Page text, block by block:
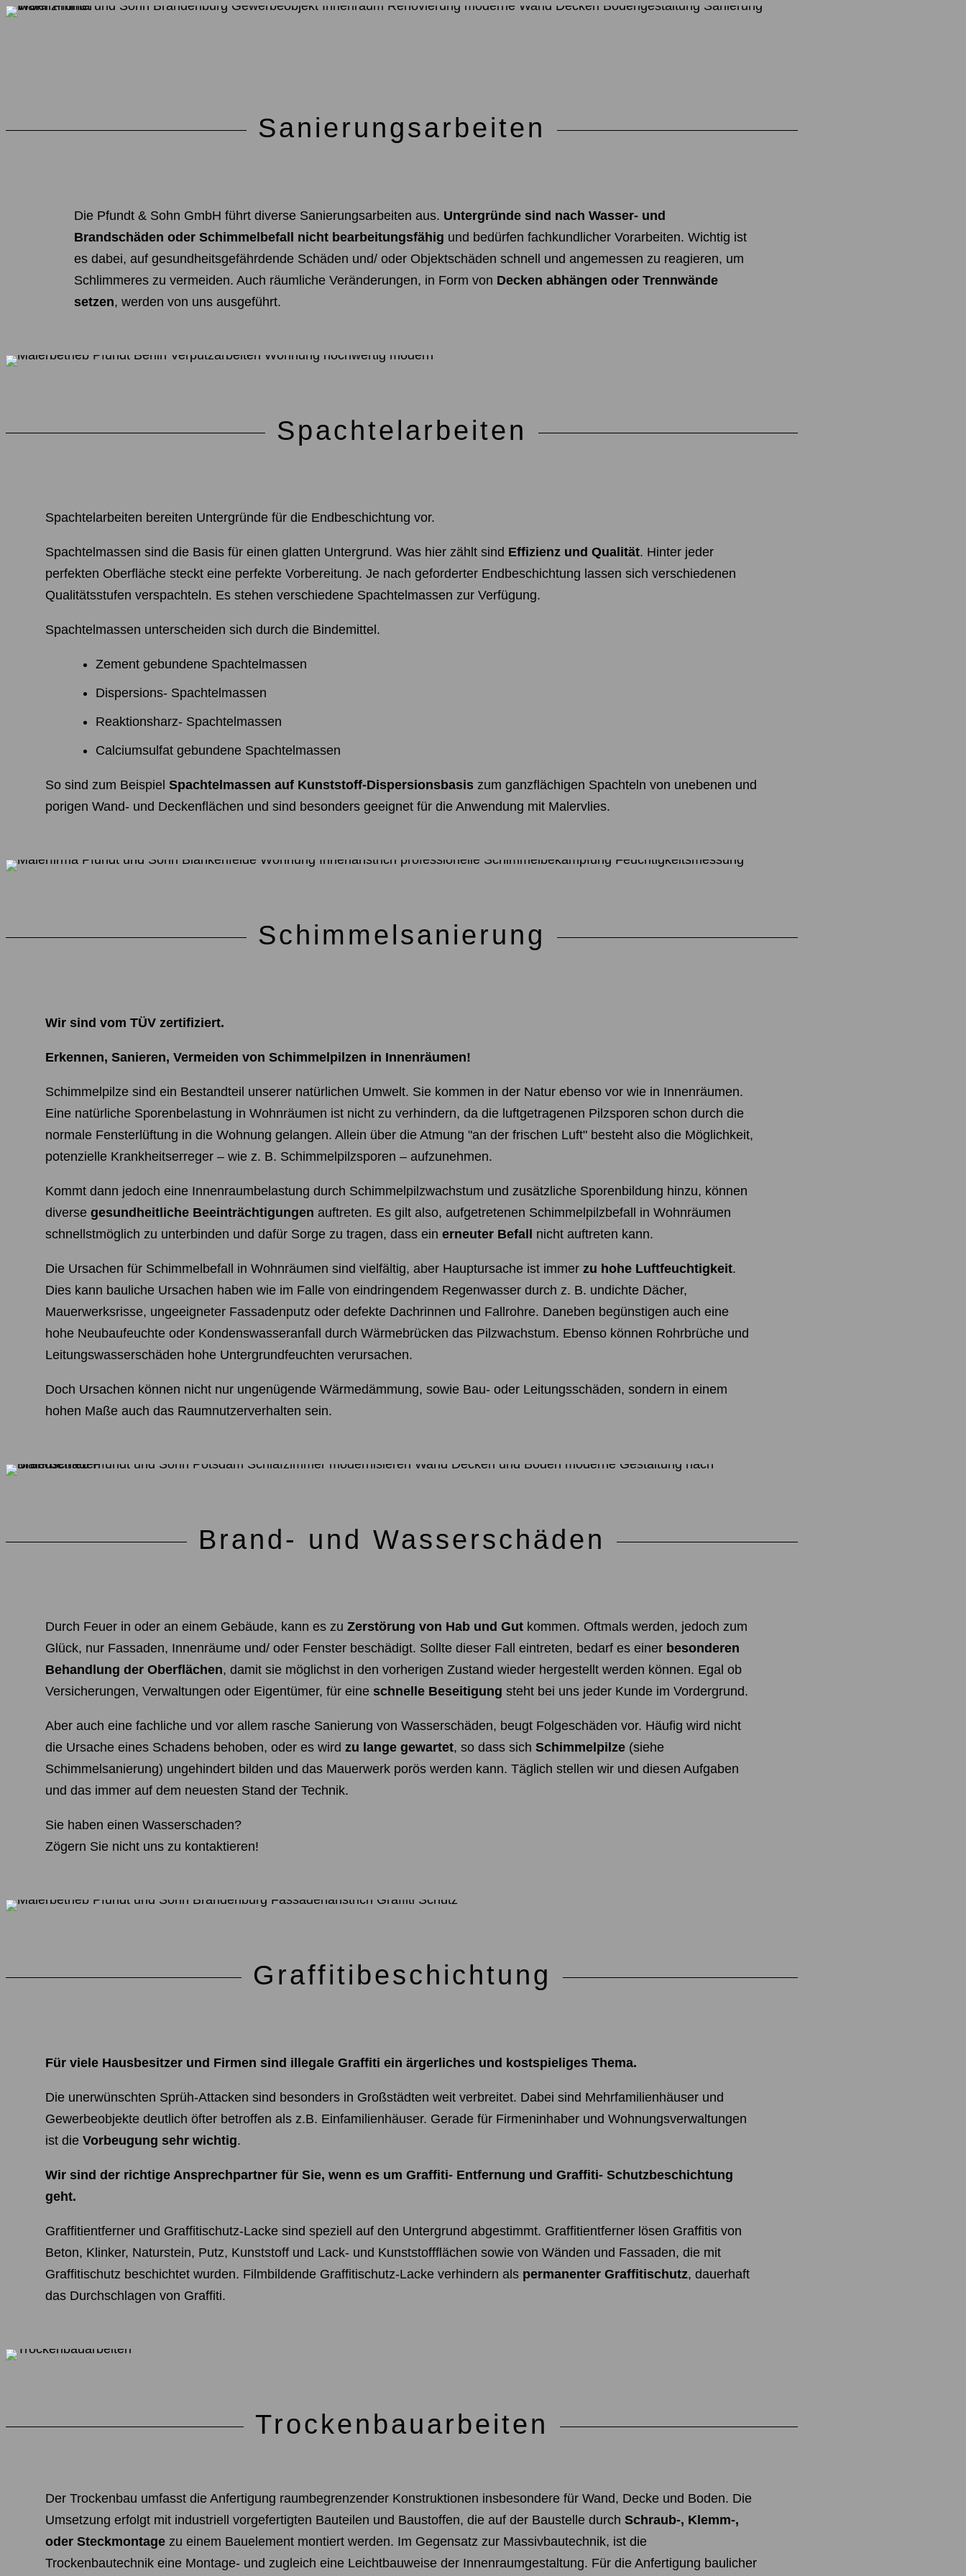
Sanierungsarbeiten
Die Pfundt & Sohn GmbH führt diverse Sanierungsarbeiten aus. Untergründe sind nach Wasser- und
Brandschäden oder Schimmelbefall nicht bearbeitungsfähig und bedürfen fachkundlicher Vorarbeiten. Wichtig ist
es dabei, auf gesundheitsgefährdende Schäden und/ oder Objektschäden schnell und angemessen zu reagieren, um
Schlimmeres zu vermeiden. Auch räumliche Veränderungen, in Form von Decken abhängen oder Trennwände
setzen, werden von uns ausgeführt.
Spachtelarbeiten
Spachtelarbeiten bereiten Untergründe für die Endbeschichtung vor.
Spachtelmassen sind die Basis für einen glatten Untergrund. Was hier zählt sind Effizienz und Qualität. Hinter jeder
perfekten Oberfläche steckt eine perfekte Vorbereitung. Je nach geforderter Endbeschichtung lassen sich verschiedenen
Qualitätsstufen verspachteln. Es stehen verschiedene Spachtelmassen zur Verfügung.
Spachtelmassen unterscheiden sich durch die Bindemittel.
Zement gebundene Spachtelmassen
Dispersions- Spachtelmassen
Reaktionsharz- Spachtelmassen
Calciumsulfat gebundene Spachtelmassen
So sind zum BeispielSpachtelmassen auf Kunststoff-Dispersionsbasis zum ganzflächigen Spachteln von unebenen und
porigen Wand- und Deckenflächen und sind besonders geeignet für die Anwendung mit Malervlies.
Schimmelsanierung
Wir sind vom TÜV zertifiziert.
Erkennen, Sanieren, Vermeiden von Schimmelpilzen in Innenräumen!
Schimmelpilze sind ein Bestandteil unserer natürlichen Umwelt. Sie kommen in der Natur ebenso vor wie in Innenräumen.
Eine natürliche Sporenbelastung in Wohnräumen ist nicht zu verhindern, da die luftgetragenen Pilzsporen schon durch die
normale Fensterlüftung in die Wohnung gelangen. Allein über die Atmung "an der frischen Luft" besteht also die Möglichkeit,
potenzielle Krankheitserreger – wie z. B. Schimmelpilzsporen – aufzunehmen.
Kommt dann jedoch eine Innenraumbelastung durch Schimmelpilzwachstum und zusätzliche Sporenbildung hinzu, können
diversegesundheitliche Beeinträchtigungen auftreten. Es gilt also, aufgetretenen Schimmelpilzbefall in Wohnräumen
schnellstmöglich zu unterbinden und dafür Sorge zu tragen, dass einerneuter Befall nicht auftreten kann.
Die Ursachen für Schimmelbefall in Wohnräumen sind vielfältig, aber Hauptursache ist immerzu hohe Luftfeuchtigkeit.
Dies kann bauliche Ursachen haben wie im Falle von eindringendem Regenwasser durch z. B. undichte Dächer,
Mauerwerksrisse, ungeeigneter Fassadenputz oder defekte Dachrinnen und Fallrohre. Daneben begünstigen auch eine
hohe Neubaufeuchte oder Kondenswasseranfall durch Wärmebrücken das Pilzwachstum. Ebenso können Rohrbrüche und
Leitungswasserschäden hohe Untergrundfeuchten verursachen.
Doch Ursachen können nicht nur ungenügende Wärmedämmung, sowie Bau- oder Leitungsschäden, sondern in einem
hohen Maße auch das Raumnutzerverhalten sein.
Brand- und Wasserschäden
Durch Feuer in oder an einem Gebäude, kann es zuZerstörung von Hab und Gut kommen. Oftmals werden, jedoch zum
Glück, nur Fassaden, Innenräume und/ oder Fenster beschädigt. Sollte dieser Fall eintreten, bedarf es einer besonderen
Behandlung der Oberflächen, damit sie möglichst in den vorherigen Zustand wieder hergestellt werden können. Egal ob
Versicherungen, Verwaltungen oder Eigentümer, für eineschnelle Beseitigung steht bei uns jeder Kunde im Vordergrund.
Aber auch eine fachliche und vor allem rasche Sanierung von Wasserschäden, beugt Folgeschäden vor. Häufig wird nicht
die Ursache eines Schadens behoben, oder es wirdzu lange gewartet, so dass sichSchimmelpilze (siehe
Schimmelsanierung) ungehindert bilden und das Mauerwerk porös werden kann. Täglich stellen wir und diesen Aufgaben
und das immer auf dem neuesten Stand der Technik.
Sie haben einen Wasserschaden?
Zögern Sie nicht uns zu kontaktieren!
Graffitibeschichtung
Für viele Hausbesitzer und Firmen sind illegale Graffiti ein ärgerliches und kostspieliges Thema.
Die unerwünschten Sprüh-Attacken sind besonders in Großstädten weit verbreitet. Dabei sind Mehrfamilienhäuser und
Gewerbeobjekte deutlich öfter betroffen als z.B. Einfamilienhäuser. Gerade für Firmeninhaber und Wohnungsverwaltungen
ist dieVorbeugung sehr wichtig.
Wir sind der richtige Ansprechpartner für Sie, wenn es um Graffiti- Entfernung und Graffiti- Schutzbeschichtung
geht.
Graffitientferner und Graffitischutz-Lacke sind speziell auf den Untergrund abgestimmt. Graffitientferner lösen Graffitis von
Beton, Klinker, Naturstein, Putz, Kunststoff und Lack- und Kunststoffflächen sowie von Wänden und Fassaden, die mit
Graffitischutz beschichtet wurden. Filmbildende Graffitischutz-Lacke verhindern als permanenter Graffitischutz, dauerhaft
das Durchschlagen von Graffiti.
Trockenbauarbeiten
Der Trockenbau umfasst die Anfertigung raumbegrenzender Konstruktionen insbesondere für Wand, Decke und Boden. Die
Umsetzung erfolgt mit industriell vorgefertigten Bauteilen und Baustoffen, die auf der Baustelle durchSchraub-, Klemm-,
oder Steckmontage zu einem Bauelement montiert werden. Im Gegensatz zur Massivbautechnik, ist die
Trockenbautechnik eine Montage- und zugleich eine Leichtbauweise der Innenraumgestaltung. Für die Anfertigung baulicher